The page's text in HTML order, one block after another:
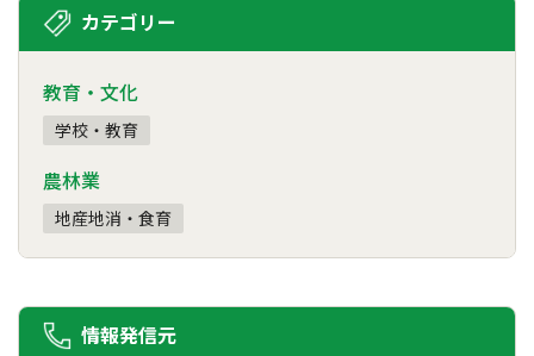
カテゴリー
教育・文化
学校・教育
農林業
地産地消・食育
情報発信元